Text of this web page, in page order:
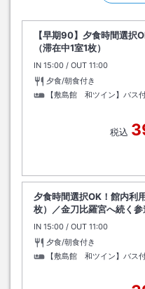
【早期90】夕食時間選
（滞在中1室1枚）
IN チェックイン
15:00 / OUT チェックアウト
11:00
夕食/朝食付き
【敷島館 和ツイン】バス
税込
夕食時間選択OK！館内利
枚）／金刀比羅宮へ続く参
IN チェックイン
15:00 / OUT チェックアウト
11:00
夕食/朝食付き
【敷島館 和ツイン】バス